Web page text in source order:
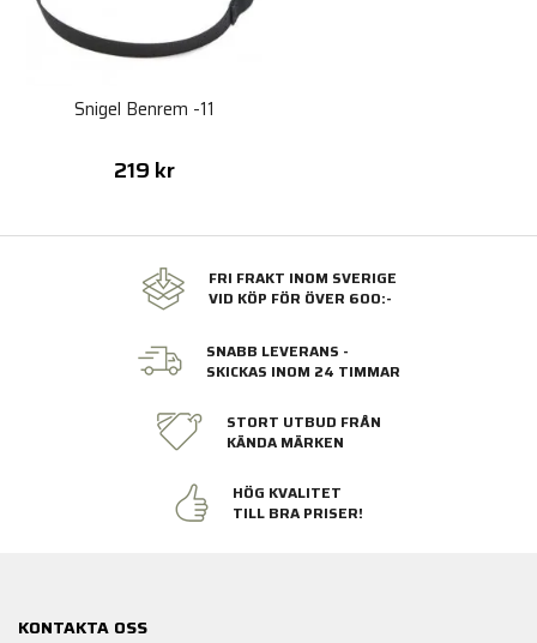
Snigel Benrem -11
219 kr
FRI FRAKT INOM SVERIGE
VID KÖP FÖR ÖVER 600:-
SNABB LEVERANS -
SKICKAS INOM 24 TIMMAR
STORT UTBUD FRÅN
KÄNDA MÄRKEN
HÖG KVALITET
TILL BRA PRISER!
KONTAKTA OSS